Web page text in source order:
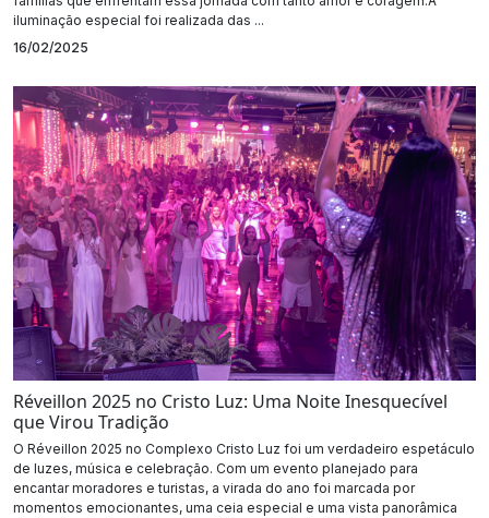
iluminação especial foi realizada das ...
16/02/2025
Réveillon 2025 no Cristo Luz: Uma Noite Inesquecível
que Virou Tradição
O Réveillon 2025 no Complexo Cristo Luz foi um verdadeiro espetáculo
de luzes, música e celebração. Com um evento planejado para
encantar moradores e turistas, a virada do ano foi marcada por
momentos emocionantes, uma ceia especial e uma vista panorâmica